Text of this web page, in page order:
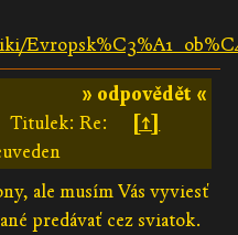
» odpovědět «
Titulek: Re:
[↑]
ale musím Vás vyviesť
predávať cez sviatok.